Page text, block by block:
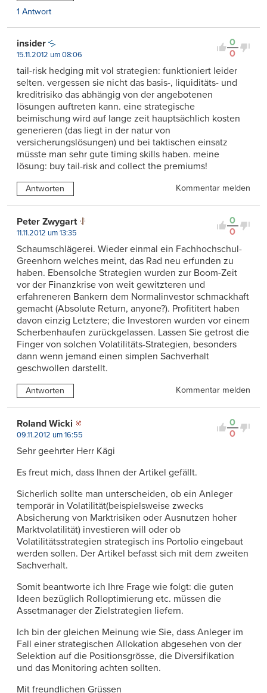
1 Antwort
0
0
insider
15.11.2012 um 08:06
tail-risk hedging mit vol strategien: funktioniert leider
selten. vergessen sie nicht das basis-, liquiditäts- und
kreditrisiko das abhängig von der angebotenen
lösungen auftreten kann. eine strategische
beimischung wird auf lange zeit hauptsächlich kosten
generieren (das liegt in der natur von
versicherungslösungen) und bei taktischen einsatz
müsste man sehr gute timing skills haben. meine
lösung: buy tail-risk and collect the premiums!
Antworten Kommentar melden
0
0
Peter Zwygart
11.11.2012 um 13:35
Schaumschlägerei. Wieder einmal ein Fachhochschul-
Greenhorn welches meint, das Rad neu erfunden zu
haben. Ebensolche Strategien wurden zur Boom-Zeit
vor der Finanzkrise von weit gewitzteren und
erfahreneren Bankern dem Normalinvestor schmackhaft
gemacht (Absolute Return, anyone?). Profititert haben
davon einzig Letztere; die Investoren wurden vor einem
Scherbenhaufen zurückgelassen. Lassen Sie getrost die
Finger von solchen Volatilitäts-Strategien, besonders
dann wenn jemand einen simplen Sachverhalt
geschwollen darstellt.
Antworten Kommentar melden
0
0
Roland Wicki
09.11.2012 um 16:55
Sehr geehrter Herr Kägi
Es freut mich, dass Ihnen der Artikel gefällt.
Sicherlich sollte man unterscheiden, ob ein Anleger
temporär in Volatilität(beispielsweise zwecks
Absicherung von Marktrisiken oder Ausnutzen hoher
Marktvolatilität) investieren will oder ob
Volatilitätsstrategien strategisch ins Portolio eingebaut
werden sollen. Der Artikel befasst sich mit dem zweiten
Sachverhalt.
Somit beantworte ich Ihre Frage wie folgt: die guten
Ideen bezüglich Rolloptimierung etc. müssen die
Assetmanager der Zielstrategien liefern.
Ich bin der gleichen Meinung wie Sie, dass Anleger im
Fall einer strategischen Allokation abgesehen von der
Selektion auf die Positionsgrösse, die Diversifikation
und das Monitoring achten sollten.
Mit freundlichen Grüssen